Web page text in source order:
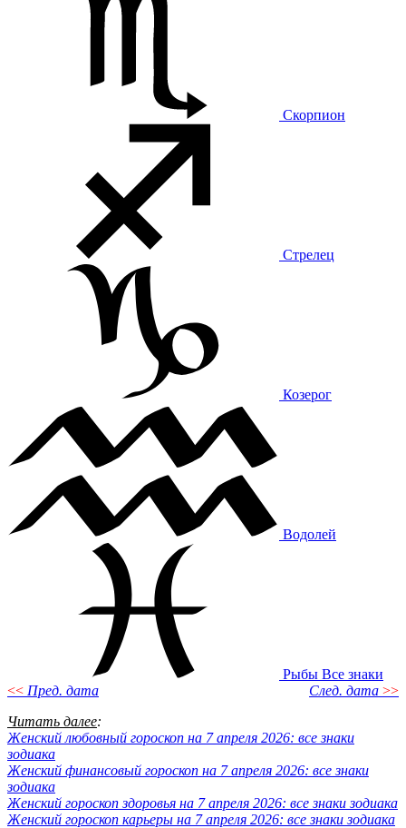
Скорпион
Стрелец
Козерог
Водолей
Рыбы Все знаки
<< Пред. дата След. дата >>
Читать далее:
Женский любовный гороскоп на 7 апреля 2026: все знаки
зодиака
Женский финансовый гороскоп на 7 апреля 2026: все знаки
зодиака
Женский гороскоп здоровья на 7 апреля 2026: все знаки зодиака
Женский гороскоп карьеры на 7 апреля 2026: все знаки зодиака